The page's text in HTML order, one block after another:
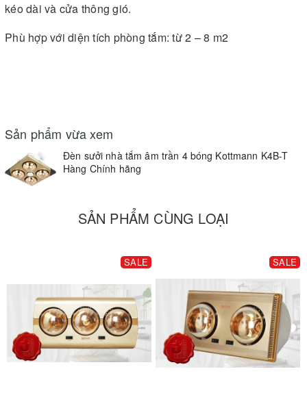
kéo dài và cửa thông gió.
Phù hợp với diện tích phòng tắm: từ 2 – 8 m2
Sản phẩm vừa xem
Đèn sưởi nhà tắm âm trần 4 bóng Kottmann K4B-T
Hàng Chính hãng
SẢN PHẨM CÙNG LOẠI
SALE SALE